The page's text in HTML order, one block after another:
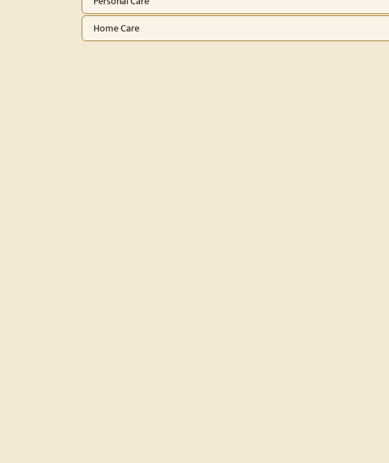
Home Care